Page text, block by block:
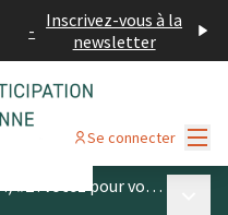
- Inscrivez-vous à la
newsletter
Se connecter
Fabriqué à Lyon (et ses alentours !) #2 : votez pour vos produits préférés